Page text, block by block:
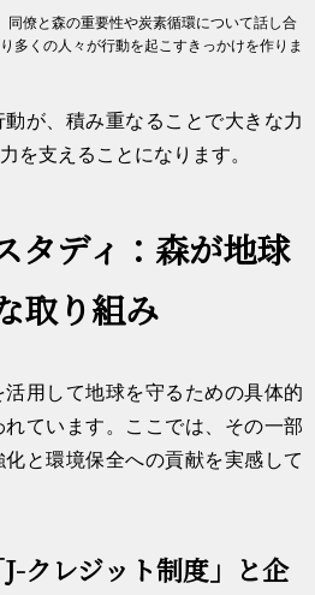
同僚と森の重要性や炭素循環について話し合
多くの人々が行動を起こすきっかけを作りま
が、積み重なることで大きな力
を支えることになります。
タディ：森が地球
取り組み
用して地球を守るための具体的
ています。ここでは、その一部
と環境保全への貢献を実感して
クレジット制度」と企